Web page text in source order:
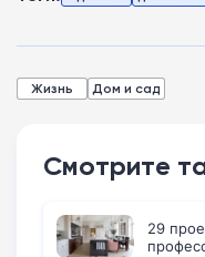
Жизнь Дом и сад
Смотрите
29